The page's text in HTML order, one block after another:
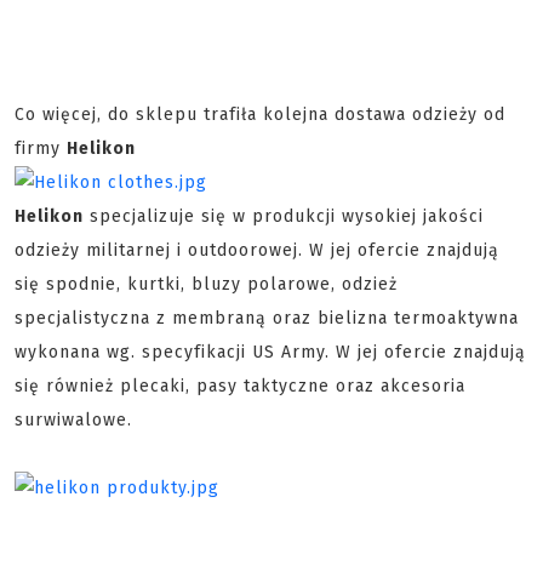
Co więcej, do sklepu trafiła kolejna dostawa odzieży od
firmy Helikon
Helikon specjalizuje się w produkcji wysokiej jakości
odzieży militarnej i outdoorowej. W jej ofercie znajdują
się spodnie, kurtki, bluzy polarowe, odzież
specjalistyczna z membraną oraz bielizna termoaktywna
wykonana wg. specyfikacji US Army. W jej ofercie znajdują
się również plecaki, pasy taktyczne oraz akcesoria
surwiwalowe.